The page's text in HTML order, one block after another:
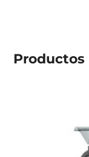
Productos